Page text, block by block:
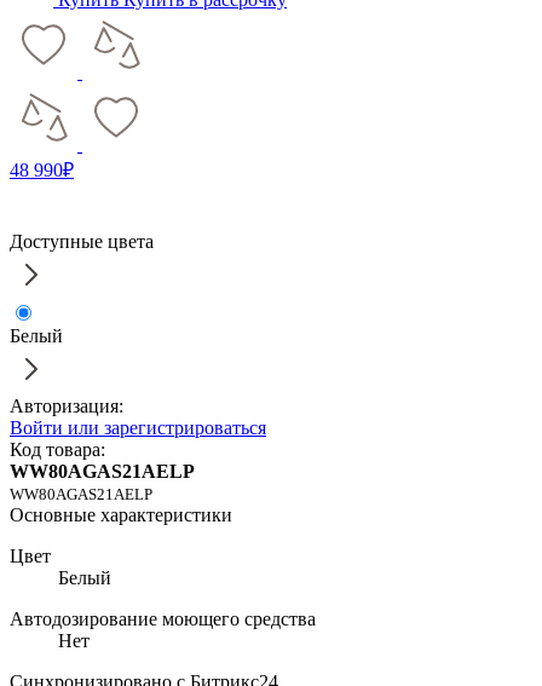
48 990₽
Доступные цвета
Белый
Авторизация:
Войти или зарегистрироваться
Код товара:
WW80AGAS21AELP
WW80AGAS21AELP
Основные характеристики
Цвет
Белый
Автодозирование моющего средства
Нет
Синхронизировано с Битрикс24